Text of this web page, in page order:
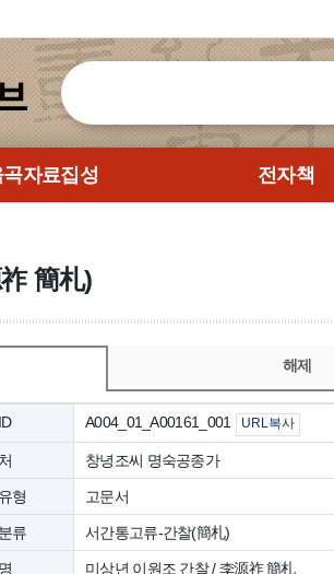
곡자료집성 전자책
簡札)
해제
A004_01_A00161_001 URL복사
창녕조씨 명숙공종가
형 고문서
류 서간통고류-간찰(簡札)
미상년 이원조 간찰 / 李源祚 簡札